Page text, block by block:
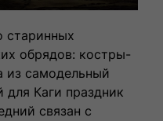
старинных
обрядов: костры-
из самодельный
Каги праздник
связан с